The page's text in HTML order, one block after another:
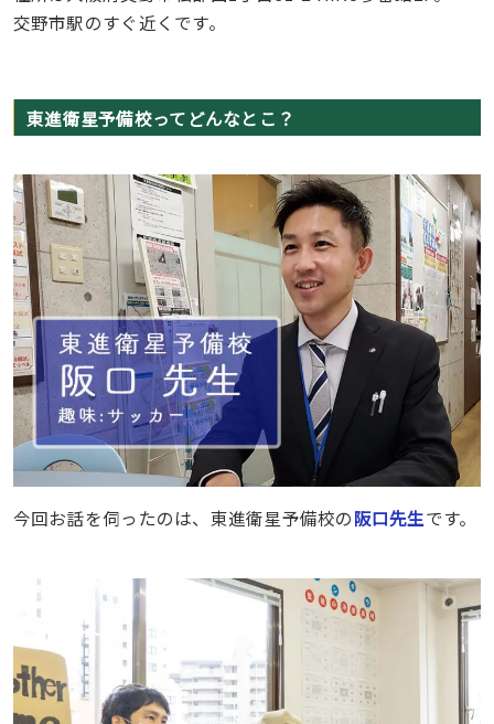
交野市駅のすぐ近くです。
東進衛星予備校ってどんなとこ？
今回お話を伺ったのは、東進衛星予備校の阪口先生です。